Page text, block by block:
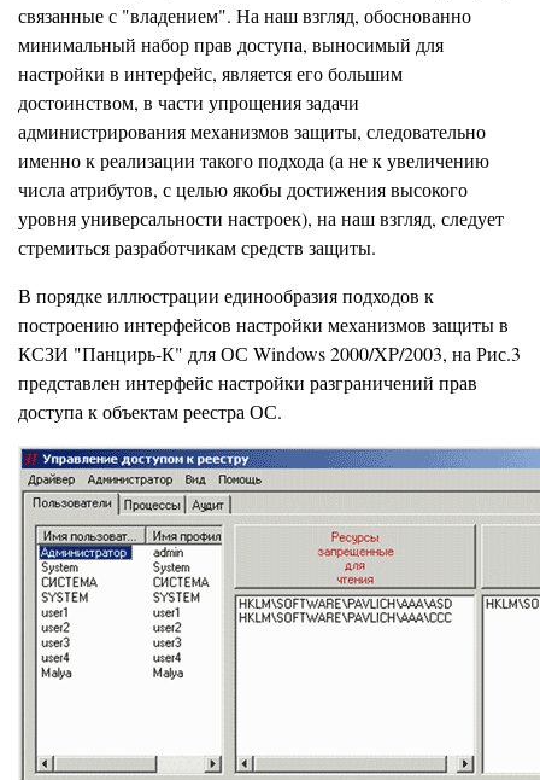
связанные с "владением". На наш взгляд, обоснованно
минимальный набор прав доступа, выносимый для
настройки в интерфейс, является его большим
достоинством, в части упрощения задачи
администрирования механизмов защиты, следовательно
именно к реализации такого подхода (а не к увеличению
числа атрибутов, с целью якобы достижения высокого
уровня универсальности настроек), на наш взгляд, следует
стремиться разработчикам средств защиты.
В порядке иллюстрации единообразия подходов к
построению интерфейсов настройки механизмов защиты в
КСЗИ "Панцирь-К" для ОС Windows 2000/XP/2003, на Рис.3
представлен интерфейс настройки разграничений прав
доступа к объектам реестра ОС.